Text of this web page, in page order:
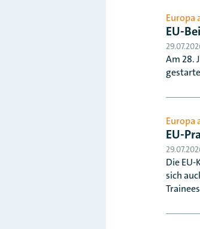
Europa
EU-
Am 28.
Europa
EU-
Die
sich